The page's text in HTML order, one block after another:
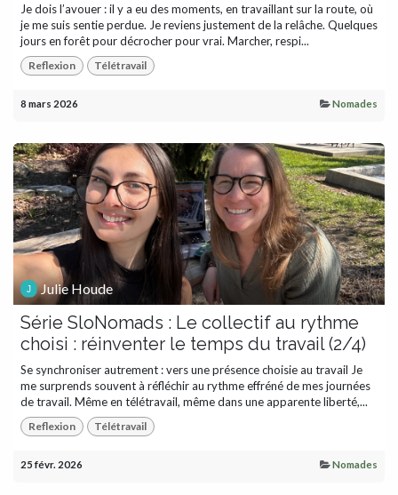
Je dois l’avouer : il y a eu des moments, en travaillant sur la route, où
je me suis sentie perdue. Je reviens justement de la relâche. Quelques
jours en forêt pour décrocher pour vrai. Marcher, respi...
Reflexion Télétravail
8 mars 2026 Nomades
Julie Houde
Série SloNomads : Le collectif au rythme
choisi : réinventer le temps du travail (2/4)
Se synchroniser autrement : vers une présence choisie au travail Je
me surprends souvent à réfléchir au rythme effréné de mes journées
de travail. Même en télétravail, même dans une apparente liberté,...
Reflexion Télétravail
25 févr. 2026 Nomades